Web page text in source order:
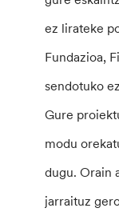
ez lirateke
Fundazioa,
sendotuko
Gure
modu
dugu. Orain
jarraituz